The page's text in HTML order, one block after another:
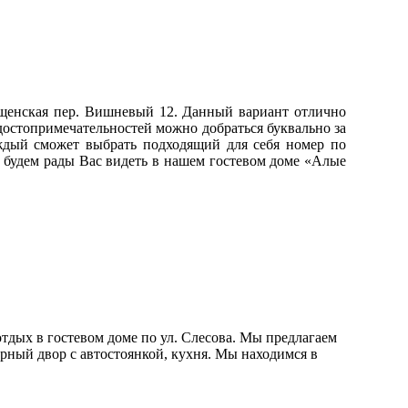
пер. Вишневый 12. Данный вариант отлично
можно добраться буквально за
сможет выбрать подходящий для себя номер по
будем рады Вас видеть в нашем гостевом доме «Алые
в гостевом доме по ул. Слесова. Мы предлагаем
двор с автостоянкой, кухня. Мы находимся в